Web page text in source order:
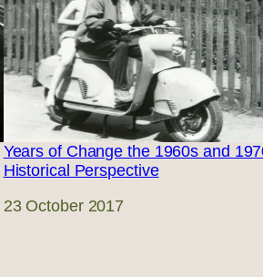
Years of Change the 1960s and
Historical Perspective
Date
23 October 2017